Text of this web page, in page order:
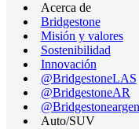
Acerca de
Bridgestone
Misión y valores
Sostenibilidad
Innovación
@BridgestoneLAS
@BridgestoneAR
Auto/SUV